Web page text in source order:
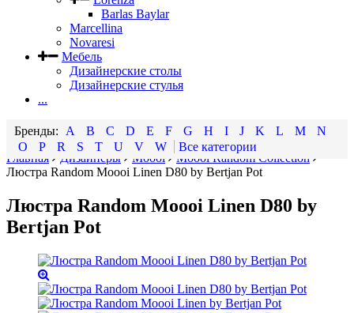
Barlas Baylar
Marcellina
Novaresi
Мебель
Дизайнерские столы
Дизайнерские стулья
...
A B C D E F G H I J K L M
N
O
P R S T U V W
Все категории
Главная
Дизайнеры Moooi
Moooi Random Collection
Люстра Random Moooi Linen D80 by Bertjan Pot
Люстра Random Moooi Linen D80 by
Bertjan Pot